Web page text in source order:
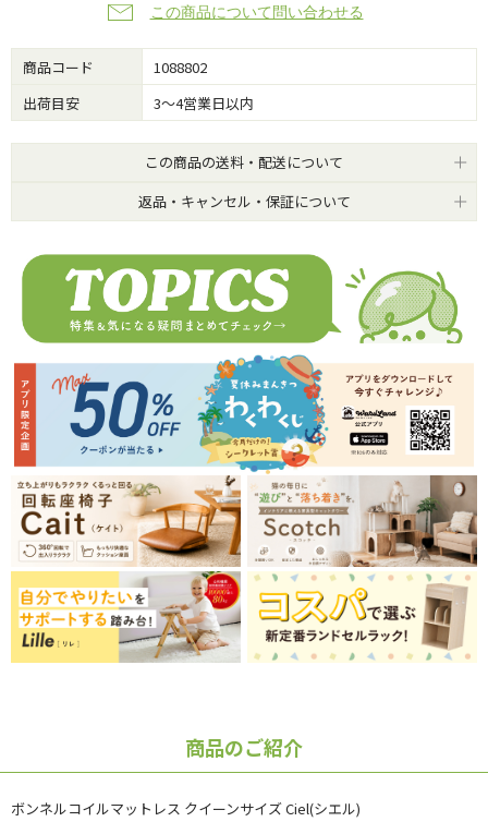
この商品について問い合わせる
商品コード
1088802
出荷目安
3～4営業日以内
この商品の送料・配送について
返品・キャンセル・保証について
商品のご紹介
ボンネルコイルマットレス クイーンサイズ Ciel(シエル)